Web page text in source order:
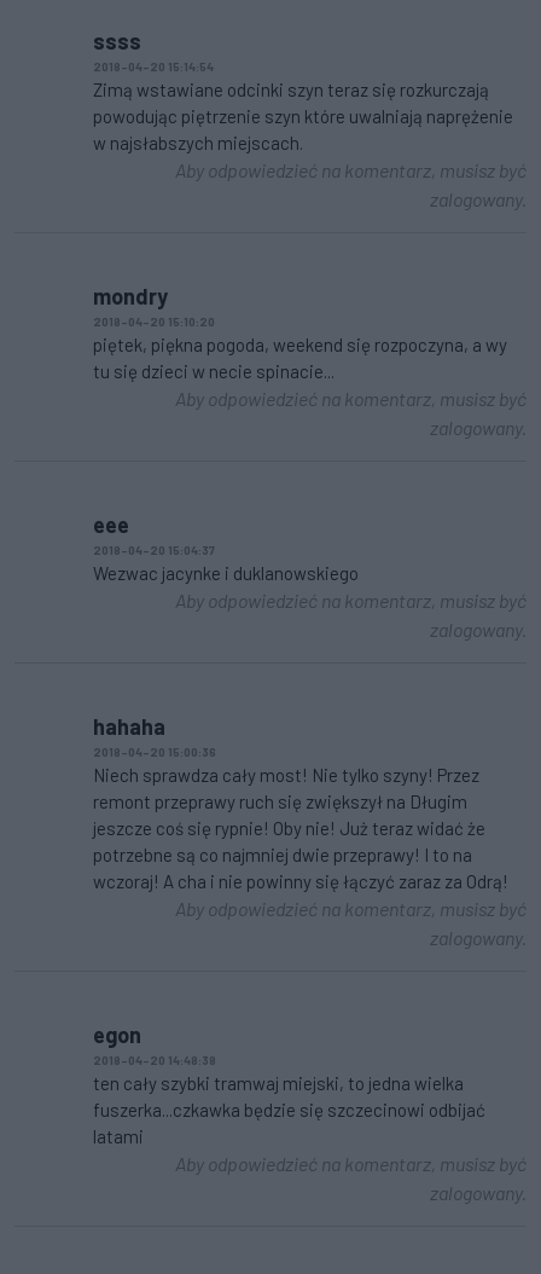
ssss
2018-04-20 15:14:54
Zimą wstawiane odcinki szyn teraz się rozkurczają
powodując piętrzenie szyn które uwalniają naprężenie
w najsłabszych miejscach.
Aby odpowiedzieć na komentarz, musisz być
zalogowany.
mondry
2018-04-20 15:10:20
piętek, piękna pogoda, weekend się rozpoczyna, a wy
tu się dzieci w necie spinacie...
Aby odpowiedzieć na komentarz, musisz być
zalogowany.
eee
2018-04-20 15:04:37
Wezwac jacynke i duklanowskiego
Aby odpowiedzieć na komentarz, musisz być
zalogowany.
hahaha
2018-04-20 15:00:36
Niech sprawdza cały most! Nie tylko szyny! Przez
remont przeprawy ruch się zwiększył na Długim
jeszcze coś się rypnie! Oby nie! Już teraz widać że
potrzebne są co najmniej dwie przeprawy! I to na
wczoraj! A cha i nie powinny się łączyć zaraz za Odrą!
Aby odpowiedzieć na komentarz, musisz być
zalogowany.
egon
2018-04-20 14:48:38
ten cały szybki tramwaj miejski, to jedna wielka
fuszerka...czkawka będzie się szczecinowi odbijać
latami
Aby odpowiedzieć na komentarz, musisz być
zalogowany.